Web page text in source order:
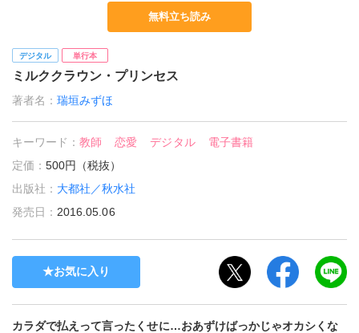
無料立ち読み
デジタル 単行本
ミルククラウン・プリンセス
著者名：瑞垣みずほ
キーワード：教師 恋愛 デジタル
電子書籍
定価：500円（税抜）
出版社： 大都社／秋水社
発売日： 2016.05.06
お気に入り
カラダで払えって言ったくせに…おあずけばっかじゃオカシくな